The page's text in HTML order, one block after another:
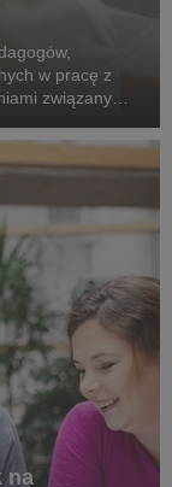
w pracę z
związanymi
że sp...
na